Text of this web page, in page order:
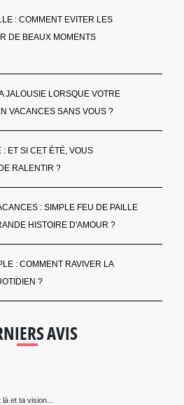
: COMMENT EVITER LES
DE BEAUX MOMENTS
JALOUSIE LORSQUE VOTRE
VACANCES SANS VOUS ?
ET SI CET ÉTÉ, VOUS
RALENTIR ?
: SIMPLE FEU DE PAILLE
HISTOIRE D'AMOUR ?
: COMMENT RAVIVER LA
?
AVIS
et ta vision...